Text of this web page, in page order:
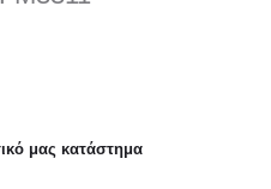
μας κατάστημα